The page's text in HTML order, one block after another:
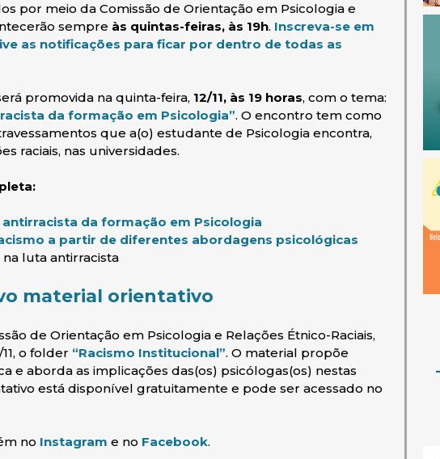
por meio da Comissão de Orientação em Psicologia e
sempre às quintas-feiras, às 19h. Inscreva-se em
as notificações para ficar por dentro de todas as
promovida na quinta-feira, 12/11, às 19 horas, com o tema:
da formação em Psicologia”(abre em nova janela)
. O encontro tem como
que a(o) estudante de Psicologia encontra,
raciais, nas universidades.
da formação em Psicologia
a partir de diferentes abordagens psicológicas (abre em
na luta antirracista
material orientativo
de Orientação em Psicologia e Relações Étnico-Raciais,
o folder “Racismo Institucional”(abre em nova janela)
. O material propõe
e aborda as implicações das(os) psicólogas(os) nestas
está disponível gratuitamente e pode ser acessado no
janela)
no Instagram (abre em nova janela)
e no Facebook(abre em nova janela)
.